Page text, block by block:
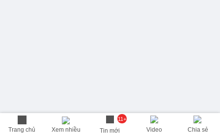
Trang chủ Xem nhiều
11+
Tin mới Video Chia sẻ